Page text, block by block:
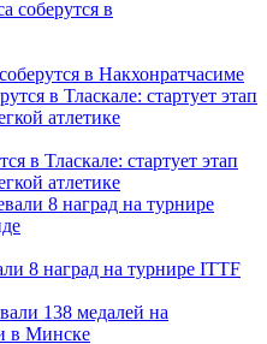
в Накхонратчасиме
в Тласкале: стартует этап
атлетике
8 наград на турнире ITTF